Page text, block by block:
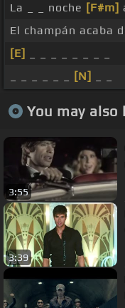
La _ _ noche [F#m]
El champán acaba
[E]
[N]
You may
3:55
3:39